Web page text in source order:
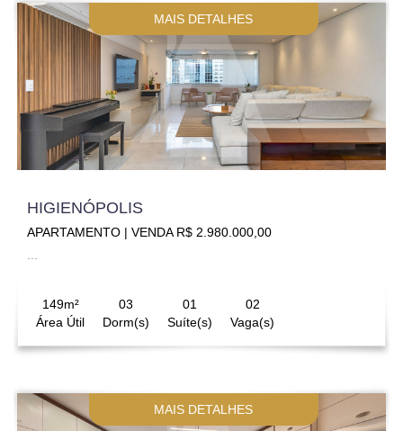
MAIS DETALHES
HIGIENÓPOLIS
APARTAMENTO | VENDA R$ 2.980.000,00
149m²
Área Útil
03
Dorm(s)
01
Suíte(s)
02
Vaga(s)
MAIS DETALHES